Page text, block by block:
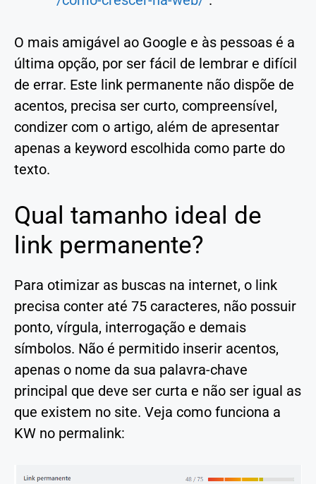
O mais amigável ao Google e às pessoas é a
última opção, por ser fácil de lembrar e difícil
de errar. Este link permanente não dispõe de
acentos, precisa ser curto, compreensível,
condizer com o artigo, além de apresentar
apenas a keyword escolhida como parte do
texto.
Qual tamanho ideal de
link permanente?
Para otimizar as buscas na internet, o link
precisa conter até 75 caracteres, não possuir
ponto, vírgula, interrogação e demais
símbolos. Não é permitido inserir acentos,
apenas o nome da sua palavra-chave
principal que deve ser curta e não ser igual as
que existem no site. Veja como funciona a
KW no permalink: